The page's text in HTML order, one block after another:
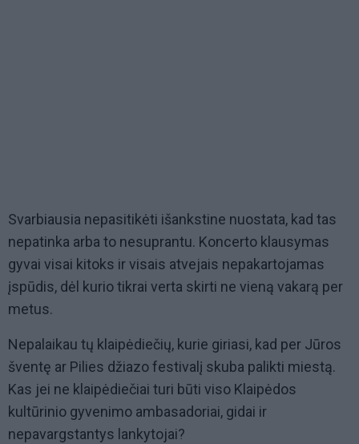
Svarbiausia nepasitikėti išankstine nuostata, kad tas
nepatinka arba to nesuprantu. Koncerto klausymas
gyvai visai kitoks ir visais atvejais nepakartojamas
įspūdis, dėl kurio tikrai verta skirti ne vieną vakarą per
metus.
Nepalaikau tų klaipėdiečių, kurie giriasi, kad per Jūros
šventę ar Pilies džiazo festivalį skuba palikti miestą.
Kas jei ne klaipėdiečiai turi būti viso Klaipėdos
kultūrinio gyvenimo ambasadoriai, gidai ir
nepavargstantys lankytojai?